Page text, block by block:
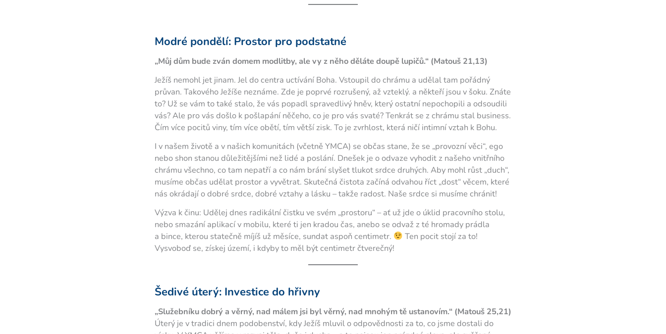
Modré pondělí: Prostor pro podstatné
„Můj dům bude zván domem modlitby, ale vy z něho děláte doupě lupičů.“ (Matouš 21,13)
Ježíš nemohl jet jinam. Jel do centra uctívání Boha. Vstoupil do chrámu a udělal tam pořádný
průvan. Takového Ježíše neznáme. Zde je poprvé rozrušený, až vzteklý. a někteří jsou v šoku. Znáte
to? Už se vám to také stalo, že vás popadl spravedlivý hněv, který ostatní nepochopili a odsoudili
vás? Ale pro vás došlo k pošlapání něčeho, co je pro vás svaté? Tenkrát se z chrámu stal business.
Čím více pocitů viny, tím více obětí, tím větší zisk. To je zvrhlost, která ničí intimní vztah k Bohu.
I v našem životě a v našich komunitách (včetně YMCA) se občas stane, že se „provozní věci“, ego
nebo shon stanou důležitějšími než lidé a poslání. Dnešek je o odvaze vyhodit z našeho vnitřního
chrámu všechno, co tam nepatří a co nám brání slyšet tlukot srdce druhých. Aby mohl růst „duch“,
musíme občas udělat prostor a vyvětrat. Skutečná čistota začíná odvahou říct „dost“ věcem, které
nás okrádají o dobré srdce, dobré vztahy a lásku – takže radost. Naše srdce si musíme chránit!
Výzva k činu: Udělej dnes radikální čistku ve svém „prostoru“ – ať už jde o úklid pracovního stolu,
nebo smazání aplikací v mobilu, které ti jen kradou čas, anebo se odvaž z té hromady prádla
a bince, kterou statečně míjíš už měsíce, sundat aspoň centimetr.
Ten pocit stojí za to!
Vysvoboď se, získej území, i kdyby to měl být centimetr čtverečný!
Šedivé úterý: Investice do hřivny
„Služebníku dobrý a věrný, nad málem jsi byl věrný, nad mnohým tě ustanovím.“ (Matouš 25,21)
Úterý je v tradici dnem podobenství, kdy Ježíš mluvil o odpovědnosti za to, co jsme dostali do